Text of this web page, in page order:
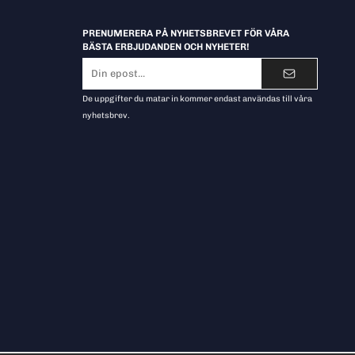
PRENUMERERA PÅ NYHETSBREVET FÖR VÅRA
BÄSTA ERBJUDANDEN OCH NYHETER!
postadress
De uppgifter du matar in kommer endast användas till våra
nyhetsbrev.